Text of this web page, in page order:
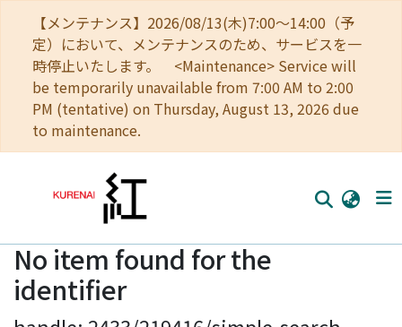
【メンテナンス】2026/08/13(木)7:00～14:00（予
定）において、メンテナンスのため、サービスを一
時停止いたします。 <Maintenance> Service will
be temporarily unavailable from 7:00 AM to 2:00
PM (tentative) on Thursday, August 13, 2026 due
to maintenance.
Home
Communities
No item found for the
identifier